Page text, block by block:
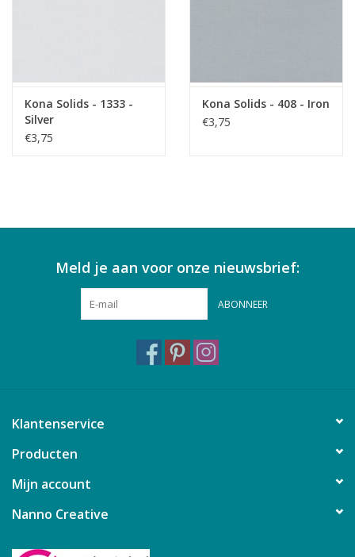
Kona Solids - 1333 -
Silver
€3,75
Kona Solids - 408 - Iron
€3,75
Meld je aan voor onze nieuwsbrief:
ABONNEER
Klantenservice
Producten
Mijn account
Nanno Creative